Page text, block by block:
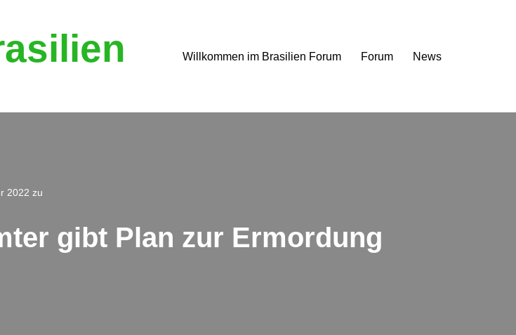
Willkommen im Brasilien Forum Forum News
2022 zu
gibt Plan zur Ermordung